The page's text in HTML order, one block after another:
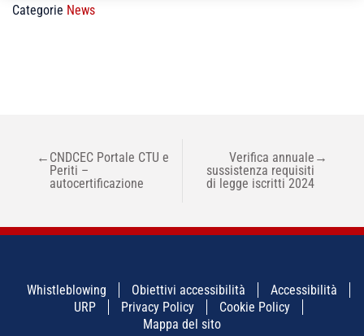
Categorie News
NAVIGAZIONE
ARTICOLI
← CNDCEC Portale CTU e
Periti –
autocertificazione
Verifica annuale
sussistenza requisiti
di legge iscritti 2024
→
Whistleblowing Obiettivi accessibilità
Accessibilità
URP
Privacy Policy
Cookie Policy
Mappa del sito